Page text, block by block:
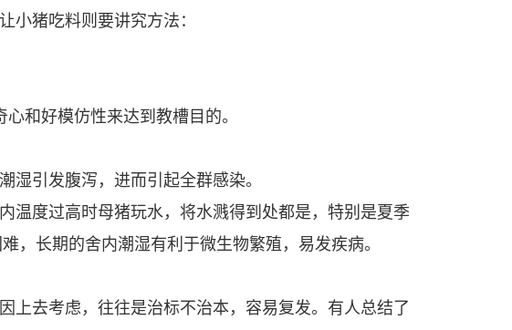
小猪吃料则要讲究方法：
和好模仿性来达到教槽目的。
湿引发腹泻，进而引起全群感染。
温度过高时母猪玩水，将水溅得到处都是，特别是夏季
，长期的舍内潮湿有利于微生物繁殖，易发疾病。
上去考虑，往往是治标不治本，容易复发。有人总结了